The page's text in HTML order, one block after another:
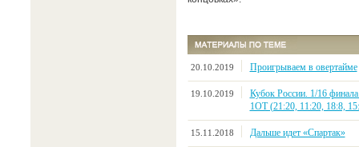
20.10.2019 Проигрываем в овертайме
19.10.2019
Кубок России. 1/16
1ОТ (21:20, 11:20, 18:8,
15.11.2018 Дальше идет «Спартак»